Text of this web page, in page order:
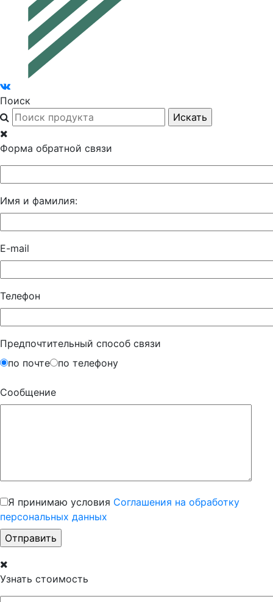
Поиск
Форма обратной связи
Имя и фамилия:
E-mail
Телефон
Предпочтительный способ связи
по почте
по телефону
Сообщение
Я принимаю условия Соглашения на обработку
персональных данных
Узнать стоимость